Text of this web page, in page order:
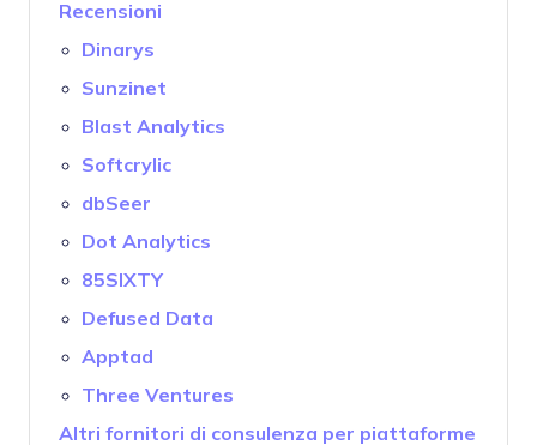
Recensioni
Dinarys
Sunzinet
Blast Analytics
Softcrylic
dbSeer
Dot Analytics
85SIXTY
Defused Data
Apptad
Three Ventures
Altri fornitori di consulenza per piattaforme